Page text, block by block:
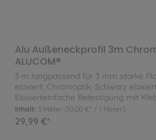
Alu Außeneckprofil 3m
ALUCOM®
eloxiert, Chromoptik, Schwarz
Eloxierteinfache Befestigung mit
Außeneckprofil 90 Grad eignet sich
Ecken ein Kontrast oder
einzubauen. Zur Befestigung wird
Inhalt: 3 Meter(10,00 €* / 1 Meter)
29,99 €*